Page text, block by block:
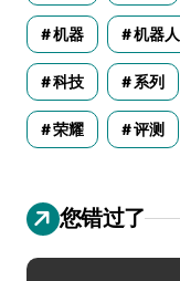
机器 机器人
科技 系列
荣耀 评测
您错过了